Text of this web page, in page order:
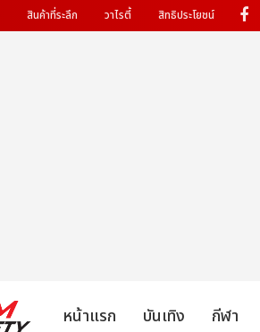
สินค้าที่ระลึก วาไรตี้ สิทธิประโยชน์
หน้าแรก บันเทิง กีฬา